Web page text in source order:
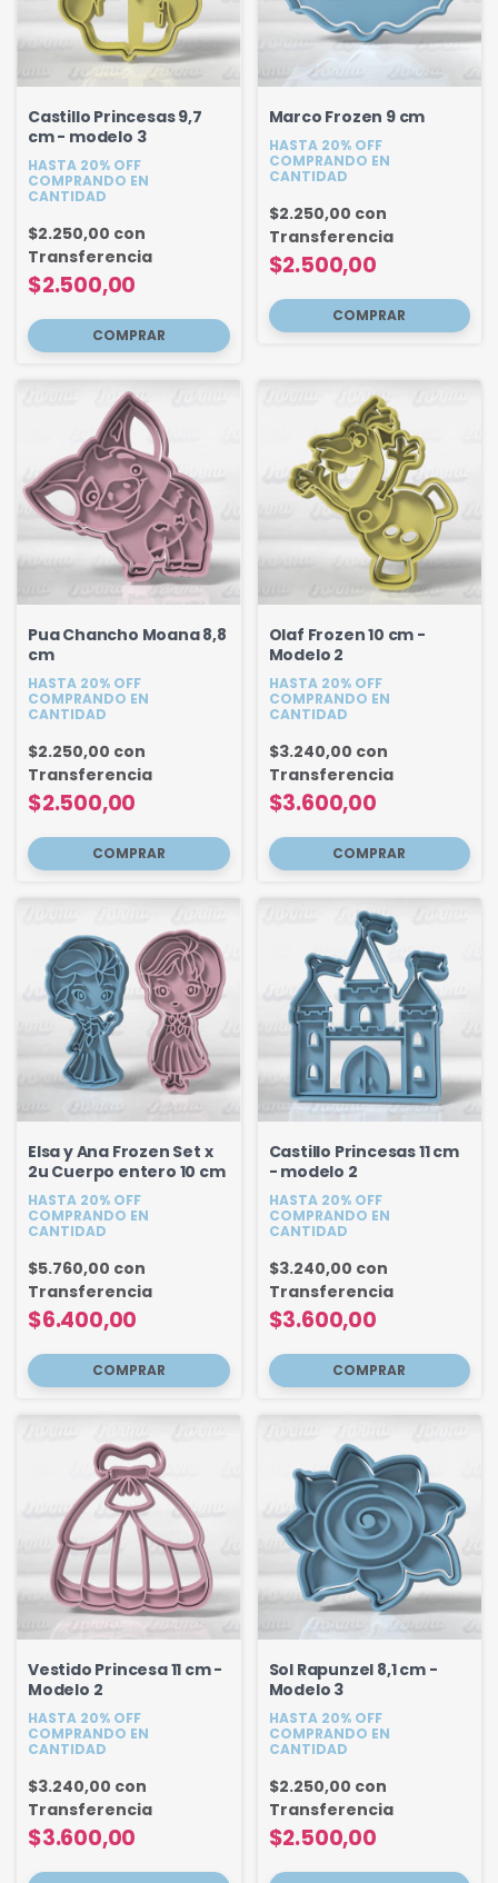
Castillo Princesas 9,7
cm - modelo 3
HASTA 20% OFF
COMPRANDO EN
CANTIDAD
$2.500,00
$2.250,00 con
Transferencia
Marco Frozen 9 cm
HASTA 20% OFF
COMPRANDO EN
CANTIDAD
$2.500,00
$2.250,00 con
Transferencia
Pua Chancho Moana 8,8
cm
HASTA 20% OFF
COMPRANDO EN
CANTIDAD
$2.500,00
$2.250,00 con
Transferencia
Olaf Frozen 10 cm -
Modelo 2
HASTA 20% OFF
COMPRANDO EN
CANTIDAD
$3.600,00
$3.240,00 con
Transferencia
Elsa y Ana Frozen Set x
2u Cuerpo entero 10 cm
HASTA 20% OFF
COMPRANDO EN
CANTIDAD
$6.400,00
$5.760,00 con
Transferencia
Castillo Princesas 11 cm
- modelo 2
HASTA 20% OFF
COMPRANDO EN
CANTIDAD
$3.600,00
$3.240,00 con
Transferencia
Vestido Princesa 11 cm -
Modelo 2
HASTA 20% OFF
COMPRANDO EN
CANTIDAD
$3.600,00
$3.240,00 con
Transferencia
Sol Rapunzel 8,1 cm -
Modelo 3
HASTA 20% OFF
COMPRANDO EN
CANTIDAD
$2.500,00
$2.250,00 con
Transferencia